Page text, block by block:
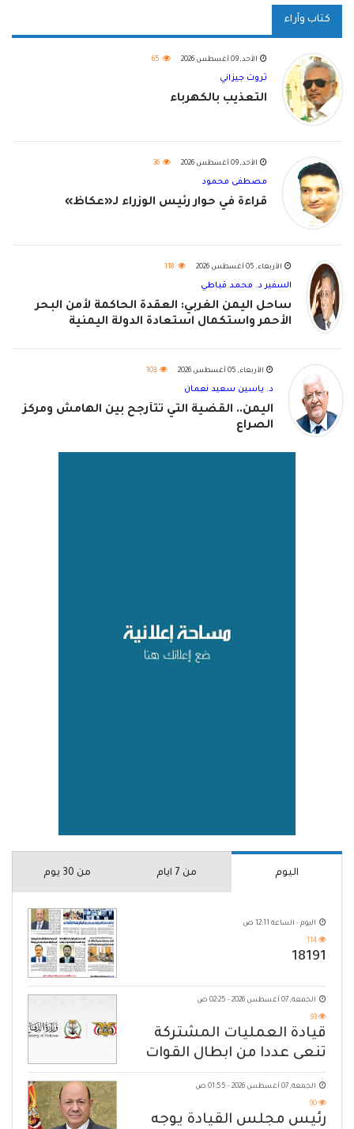
كتاب وآراء
الأحد, 09 أغسطس 2026 65
ثروت جيزاني
التعذيب بالكهرباء
الأحد, 09 أغسطس 2026 36
مصطفى محمود
قراءة في حوار رئيس الوزراء لـ«عكاظ»
الأربعاء, 05 أغسطس 2026 118
السفير د. محمد قباطي
ساحل اليمن الغربي: العقدة الحاكمة لأمن البحر
الأحمر واستكمال استعادة الدولة اليمنية
الأربعاء, 05 أغسطس 2026 103
د. ياسين سعيد نعمان
اليمن.. القضية التي تتأرجح بين الهامش ومركز
الصراع
اليوم من 7 ايام من 30 يوم
اليوم - الساعة 12:11 ص
114
18191
الجمعة, 07 أغسطس 2026 - 02:25 ص
93
قيادة العمليات المشتركة
تنعى عددا من ابطال القوات
المسلحة
الجمعة, 07 أغسطس 2026 - 01:55 ص
90
رئيس مجلس القيادة يوجه